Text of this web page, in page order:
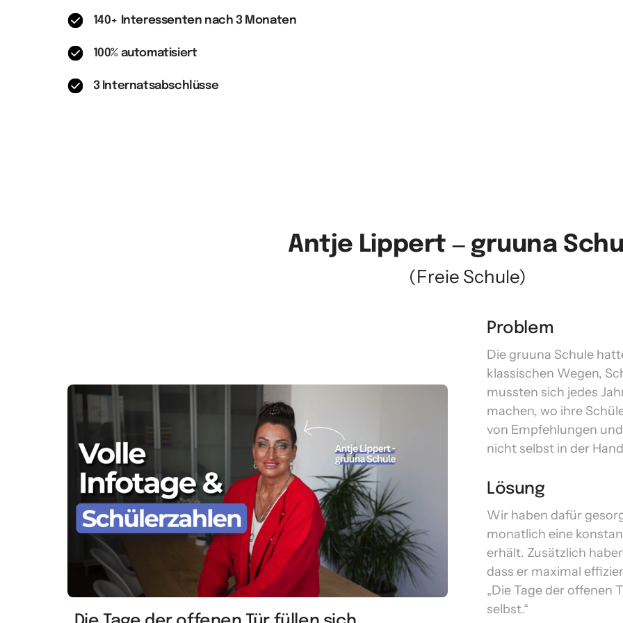
140+ Interessenten nach 3 Monaten
100% automatisiert
3 Internatsabschlüsse
Antje Lippert ‒ gruuna
(Freie Schule)
Problem
Die gruuna Schule
klassischen Wegen,
mussten sich jedes
machen, wo ihre
von Empfehlungen
nicht selbst in der
Lösung
Wir haben dafür
monatlich eine
erhält. Zusätzlich
dass er maximal
„Die Tage der offenen
selbst.“